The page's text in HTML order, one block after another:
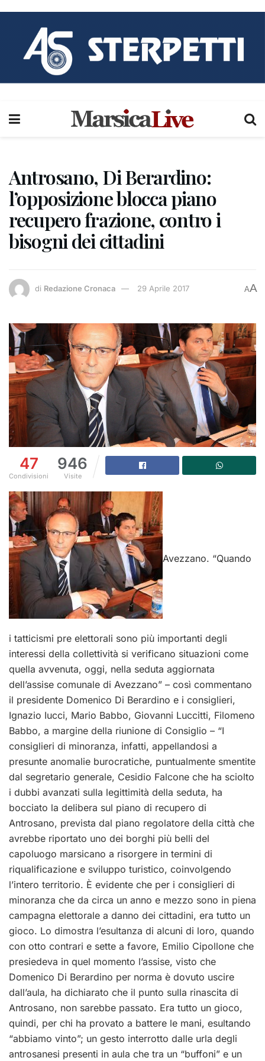
Antrosano, Di Berardino:
l’opposizione blocca piano
recupero frazione, contro i
bisogni dei cittadini
di Redazione Cronaca 29 Aprile 2017 AA
47
Condivisioni
946
Visite
Avezzano. “Quando
i tatticismi pre elettorali sono più importanti degli
interessi della collettività si verificano situazioni come
quella avvenuta, oggi, nella seduta aggiornata
dell’assise comunale di Avezzano” – così commentano
il presidente Domenico Di Berardino e i consiglieri,
Ignazio Iucci, Mario Babbo, Giovanni Luccitti, Filomeno
Babbo, a margine della riunione di Consiglio – “I
consiglieri di minoranza, infatti, appellandosi a
presunte anomalie burocratiche, puntualmente smentite
dal segretario generale, Cesidio Falcone che ha sciolto
i dubbi avanzati sulla legittimità della seduta, ha
bocciato la delibera sul piano di recupero di
Antrosano, prevista dal piano regolatore della città che
avrebbe riportato uno dei borghi più belli del
capoluogo marsicano a risorgere in termini di
riqualificazione e sviluppo turistico, coinvolgendo
l’intero territorio. È evidente che per i consiglieri di
minoranza che da circa un anno e mezzo sono in piena
campagna elettorale a danno dei cittadini, era tutto un
gioco. Lo dimostra l’esultanza di alcuni di loro, quando
con otto contrari e sette a favore, Emilio Cipollone che
presiedeva in quel momento l’assise, visto che
Domenico Di Berardino per norma è dovuto uscire
dall’aula, ha dichiarato che il punto sulla rinascita di
Antrosano, non sarebbe passato. Era tutto un gioco,
quindi, per chi ha provato a battere le mani, esultando
“abbiamo vinto”; un gesto interrotto dalle urla degli
antrosanesi presenti in aula che tra un “buffoni” e un